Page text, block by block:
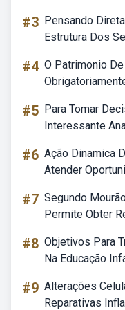
#3 Pensando
Estrutura Dos
#4 O Patrimonio
#5 Para Tomar
Interessante
#6 Ação Dinamica
Atender
#7 Segundo
Permite Obter
#8 Objetivos Para
Na Educação
#9 Alterações
Reparativas